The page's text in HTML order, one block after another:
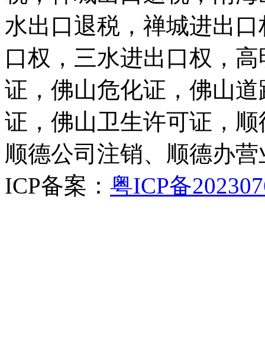
水出口退税，禅城进出
口权，三水进出口权，
证，佛山危化证，佛山
证，佛山卫生许可证，
顺德公司注销、顺德办营
ICP备案： 粤ICP备